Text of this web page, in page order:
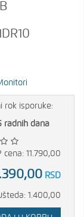
rok isporuke:
radnih dana
cena: 11.790,00
RSD
1.400,00